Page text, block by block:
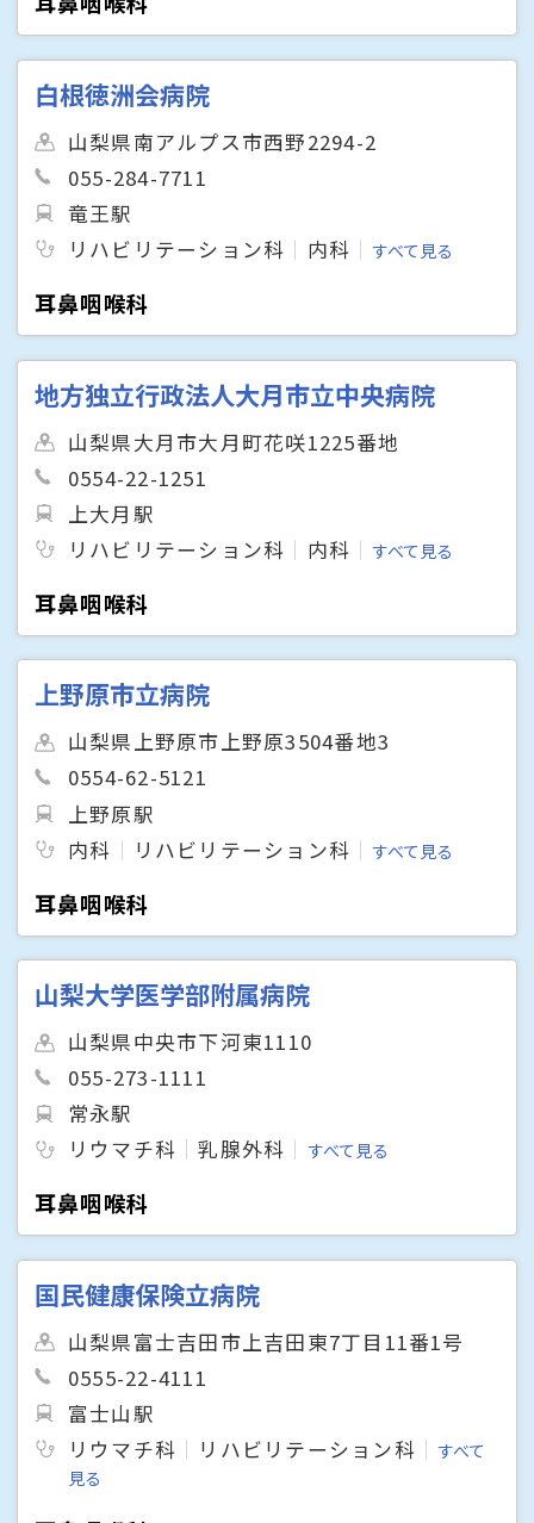
白根徳洲会病院
山梨県南アルプス市西野2294-2
055-284-7711
竜王駅
リハビリテーション科
内科 すべて見る
耳鼻咽喉科
地方独立行政法人大月市立中央病院
山梨県大月市大月町花咲1225番地
0554-22-1251
上大月駅
リハビリテーション科
内科 すべて見る
耳鼻咽喉科
上野原市立病院
山梨県上野原市上野原3504番地3
0554-62-5121
上野原駅
内科
リハビリテーション科 すべて見る
耳鼻咽喉科
山梨大学医学部附属病院
山梨県中央市下河東1110
055-273-1111
常永駅
リウマチ科
乳腺外科 すべて見る
耳鼻咽喉科
国民健康保険立病院
山梨県富士吉田市上吉田東7丁目11番1号
0555-22-4111
富士山駅
リウマチ科
リハビリテーション科
すべて
見る